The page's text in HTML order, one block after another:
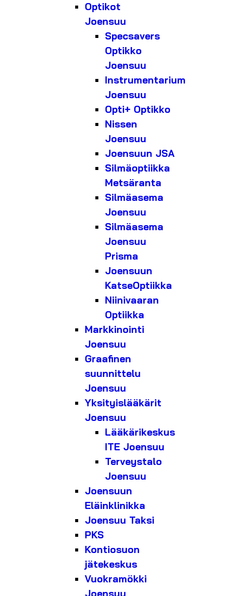
Optikot
Joensuu
Specsavers
Optikko
Joensuu
Instrumentarium
Joensuu
Opti+ Optikko
Nissen
Joensuu
Joensuun JSA
Silmäoptiikka
Metsäranta
Silmäasema
Joensuu
Silmäasema
Joensuu
Prisma
Joensuun
KatseOptiikka
Niinivaaran
Optiikka
Markkinointi
Joensuu
Graafinen
suunnittelu
Joensuu
Yksityislääkärit
Joensuu
Lääkärikeskus
ITE Joensuu
Terveystalo
Joensuu
Joensuun
Eläinklinikka
Joensuu Taksi
PKS
Kontiosuon
jätekeskus
Vuokramökki
Joensuu